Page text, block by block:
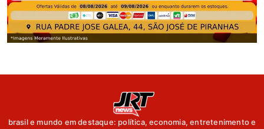
brasil e mundo em destaque: política, economia, entretenimento e